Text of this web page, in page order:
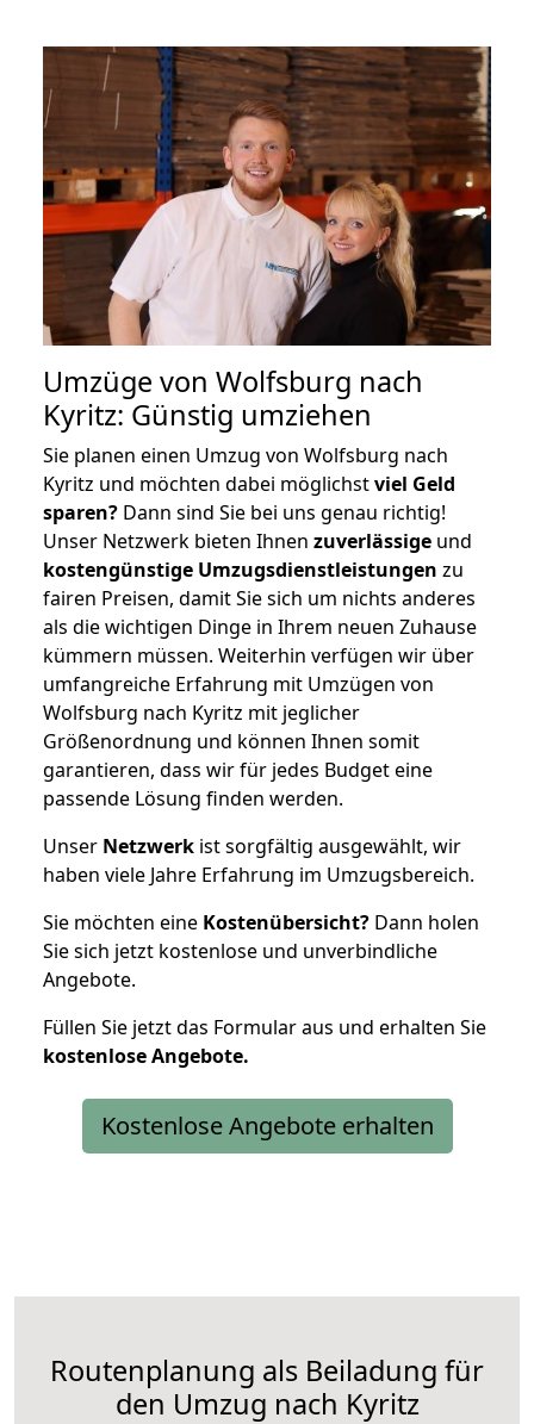
Umzüge von Wolfsburg nach
Kyritz: Günstig umziehen
Sie planen einen Umzug von Wolfsburg nach
Kyritz und möchten dabei möglichstviel Geld
sparen? Dann sind Sie bei uns genau richtig!
Unser Netzwerk bieten Ihnen zuverlässige und
kostengünstige Umzugsdienstleistungen zu
fairen Preisen, damit Sie sich um nichts anderes
als die wichtigen Dinge in Ihrem neuen Zuhause
kümmern müssen. Weiterhin verfügen wir über
umfangreiche Erfahrung mit Umzügen von
Wolfsburg nach Kyritz mit jeglicher
Größenordnung und können Ihnen somit
garantieren, dass wir für jedes Budget eine
passende Lösung finden werden.
Unser Netzwerk ist sorgfältig ausgewählt, wir
haben viele Jahre Erfahrung im Umzugsbereich.
Sie möchten eine Kostenübersicht? Dann holen
Sie sich jetzt kostenlose und unverbindliche
Angebote.
Füllen Sie jetzt das Formular aus und erhalten Sie
kostenloseAngebote.
Kostenlose Angebote erhalten
Routenplanung als Beiladung für
den Umzug nach Kyritz